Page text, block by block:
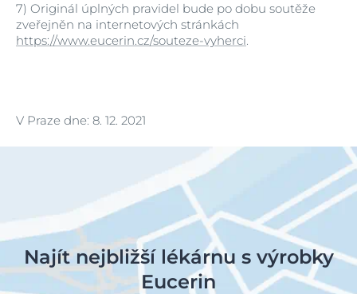
7) Originál úplných pravidel bude po dobu soutěže
zveřejněn na internetových stránkách
https://www.eucerin.cz/souteze-vyherci.
V Praze dne: 8. 12. 2021
Najít nejbližší lékárnu s výrobky
Eucerin